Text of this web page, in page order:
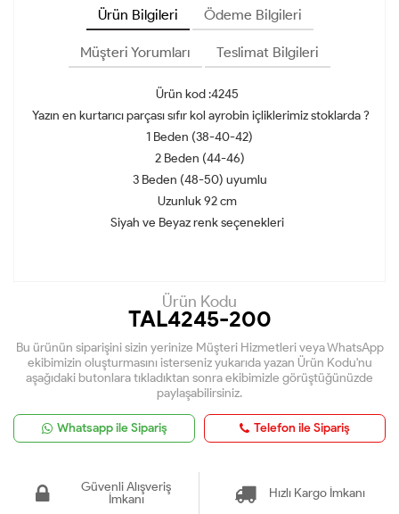
Ürün Bilgileri Ödeme Bilgileri
Müşteri Yorumları Teslimat Bilgileri
Ürün kod :4245
Yazın en kurtarıcı parçası sıfır kol ayrobin içliklerimiz stoklarda ?
1 Beden (38-40-42)
2 Beden (44-46)
3 Beden (48-50) uyumlu
Uzunluk 92 cm
Siyah ve Beyaz renk seçenekleri
Ürün Kodu
TAL4245-200
Bu ürünün siparişini sizin yerinize Müşteri Hizmetleri veya WhatsApp
ekibimizin oluşturmasını isterseniz yukarıda yazan Ürün Kodu'nu
aşağıdaki butonlara tıkladıktan sonra ekibimizle görüştüğünüzde
paylaşabilirsiniz.
Whatsapp ile Sipariş Telefon ile Sipariş
Güvenli Alışveriş
İmkanı
Hızlı Kargo İmkanı